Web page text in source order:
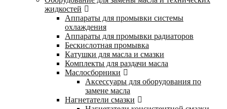
жидкостей
Аппараты для промывки системы
охлаждения
Аппараты для промывки радиаторов
Бескислотная промывка
Катушки для масла и смазки
Комплекты для раздачи масла
Маслосборники
Аксессуары для оборудования по
замене масла
Нагнетатели смазки